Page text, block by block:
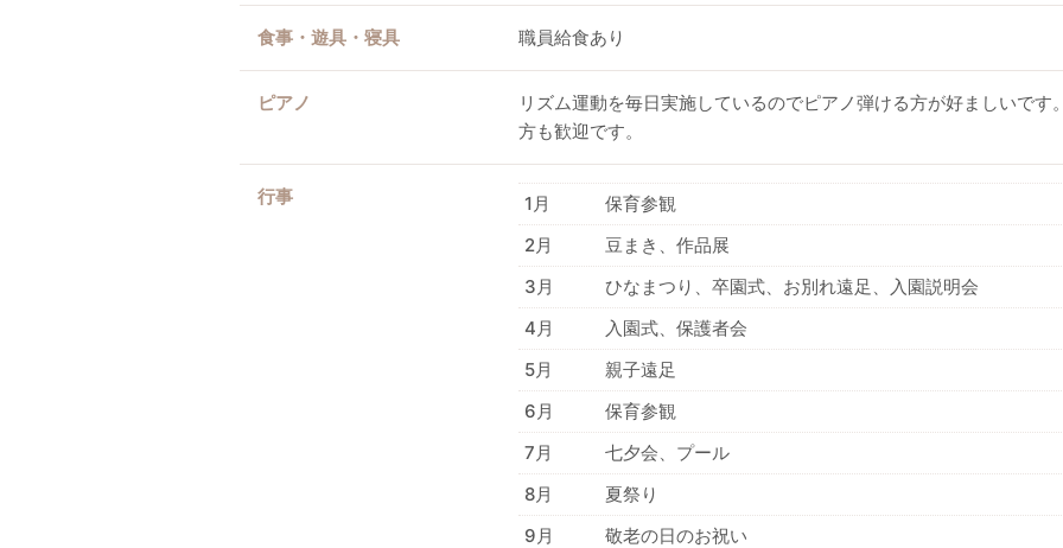
食事・遊具・寝具 職員給食あり
ピアノ
リズム運動を毎日実施しているのでピアノ弾ける方が好ましいで
方も歓迎です。
行事 1月
保育参観
2月
豆まき、作品展
3月
ひなまつり、卒園式、お別れ遠足、入園説明会
4月
入園式、保護者会
5月
親子遠足
6月
保育参観
7月
七夕会、プール
8月
夏祭り
9月
敬老の日のお祝い